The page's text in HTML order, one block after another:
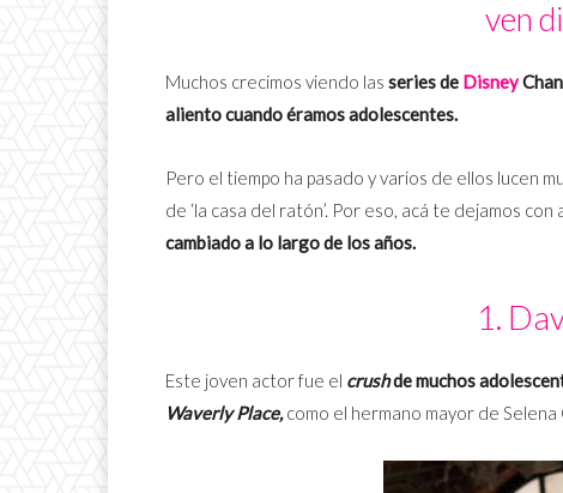
ven
Muchos crecimos viendo las series de Disney
aliento cuando éramos adolescentes.
Pero el tiempo ha pasado y varios de ellos lucen
de ‘la casa del ratón’. Por eso, acá te dejamos con
cambiado a lo largo de los años.
1.
Este joven actor fue el crushde muchos
Waverly Place,como el hermano mayor de Selena